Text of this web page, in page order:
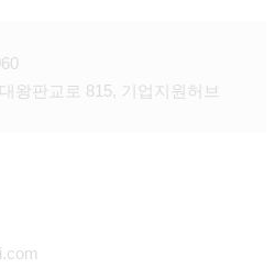
왕판교로 815, 기업지원허브